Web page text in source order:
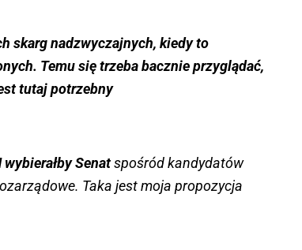
skarg nadzwyczajnych, kiedy to
Temu się trzeba bacznie przyglądać,
tutaj potrzebny
Senatspośród kandydatów
Taka jest moja propozycja